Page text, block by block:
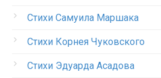
Стихи Самуила Маршака
Стихи Корнея Чуковского
Стихи Эдуарда Асадова